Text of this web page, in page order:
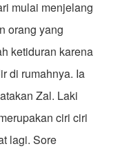
mulai menjelang
orang yang
ketiduran karena
di rumahnya. Ia
Zal. Laki
ciri ciri
lagi. Sore